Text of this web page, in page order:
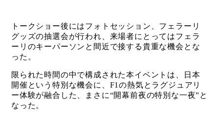
トークショー後にはフォトセッション、フェラーリ
グッズの抽選会が行われ、来場者にとってはフェラ
ーリのキーパーソンと間近で接する貴重な機会とな
った。
限られた時間の中で構成された本イベントは、日本
開催という特別な機会に、F1の熱気とラグジュアリ
ー体験が融合した、まさに“開幕前夜の特別な一夜”と
なった。